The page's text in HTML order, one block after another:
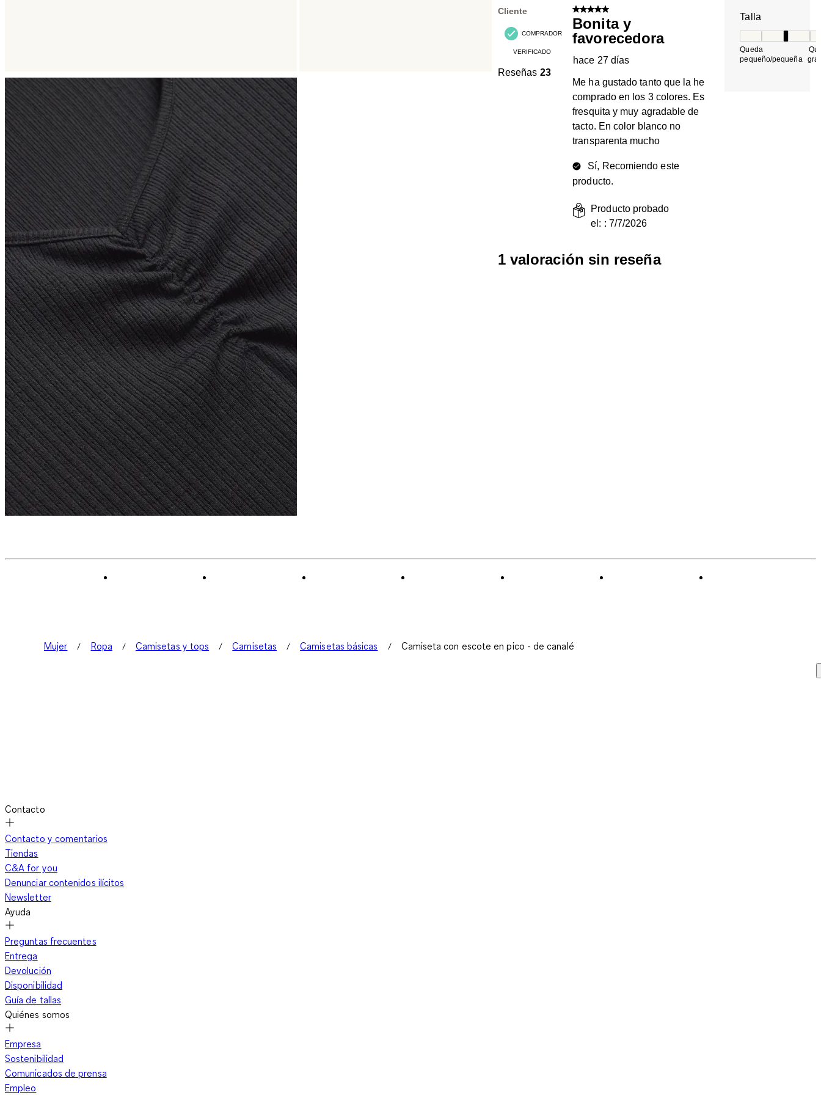
Reseñas.
Cliente
COMPRADOR
VERIFICADO
Reseñas 23
5 de 5 estrellas.
Bonita y
favorecedora
hace 27 días
Me ha gustado tanto que la he
comprado en los 3 colores. Es
fresquita y muy agradable de
tacto. En color blanco no
transparenta mucho
Sí, Recomiendo este
producto.
Producto probado
el: : 7/7/2026
Talla
Queda
pequeño/pequeña
1 valoración sin reseña
Mujer Ropa Camisetas y tops Camisetas Camisetas básicas Camiseta con escote en pico - de canalé
Contacto
Contacto y comentarios
Tiendas
C&A for you
Denunciar contenidos ilícitos
Newsletter
Ayuda
Preguntas frecuentes
Entrega
Devolución
Disponibilidad
Guía de tallas
Quiénes somos
Empresa
Sostenibilidad
Comunicados de prensa
Empleo